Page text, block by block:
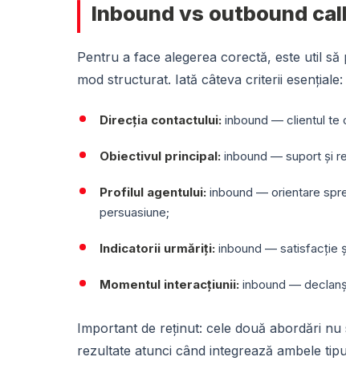
Inbound vs outbound
Pentru a face alegerea corectă, este util să
mod structurat. Iată câteva criterii esențiale:
Direcția contactului: inbound — clientul te
Obiectivul principal: inbound — suport și
Profilul agentului: inbound — orientare
persuasiune;
Indicatorii urmăriți: inbound — satisfacție
Momentul interacțiunii: inbound —
Important de reținut: cele două abordări
rezultate atunci când integrează ambele